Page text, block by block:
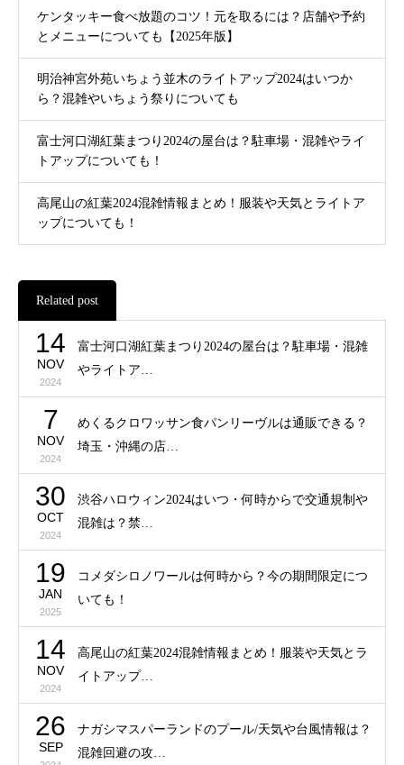
ケンタッキー食べ放題のコツ！元を取るには？店舗や予約
とメニューについても【2025年版】
明治神宮外苑いちょう並木のライトアップ2024はいつか
ら？混雑やいちょう祭りについても
富士河口湖紅葉まつり2024の屋台は？駐車場・混雑やライ
トアップについても！
高尾山の紅葉2024混雑情報まとめ！服装や天気とライトア
ップについても！
Related post
14
NOV
2024
富士河口湖紅葉まつり2024の屋台は？駐車場・混雑
やライトア…
7
NOV
2024
めくるクロワッサン食パンリーヴルは通販できる？
埼玉・沖縄の店…
30
OCT
2024
渋谷ハロウィン2024はいつ・何時からで交通規制や
混雑は？禁…
19
JAN
2025
コメダシロノワールは何時から？今の期間限定につ
いても！
14
NOV
2024
高尾山の紅葉2024混雑情報まとめ！服装や天気とラ
イトアップ…
26
SEP
ナガシマスパーランドのプール/天気や台風情報は？
混雑回避の攻…